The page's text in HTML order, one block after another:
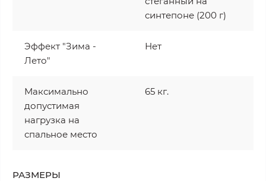
синтепоне (200 г)
Эффект "Зима -
Лето"
Нет
Максимально
допустимая
нагрузка на
спальное место
65 кг.
РАЗМЕРЫ